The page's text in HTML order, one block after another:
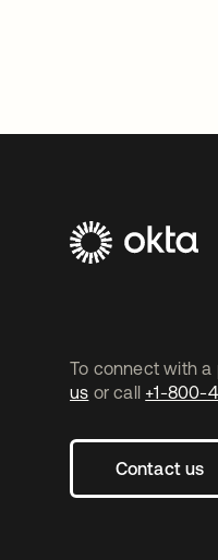
To connect with
us or call +1-800-
Contact us